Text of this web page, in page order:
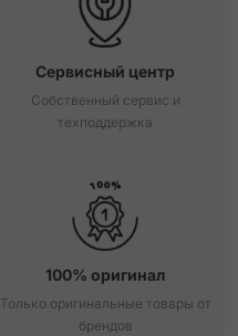
Сервисный центр
Собственный сервис и
техподдержка
100% оригинал
Только оригинальные товары от
брендов